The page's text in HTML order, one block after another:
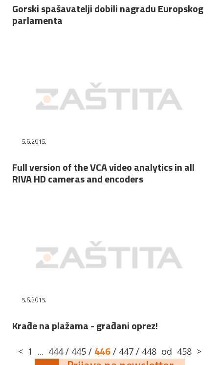
Gorski spašavatelji dobili nagradu Europskog
parlamenta
5.6.2015.
Full version of the VCA video analytics in all
RIVA HD cameras and encoders
5.6.2015.
Krađe na plažama - građani oprez!
< 1 ... 444 / 445 / 446 / 447 / 448 od 458 >